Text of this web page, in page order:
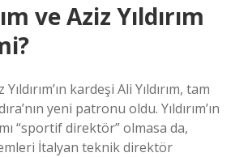
ve Aziz Yıldırım
kardeşi Ali Yıldırım, tam
yeni patronu oldu. Yıldırım’ın
“sportif direktör” olmasa da,
İtalyan teknik direktör